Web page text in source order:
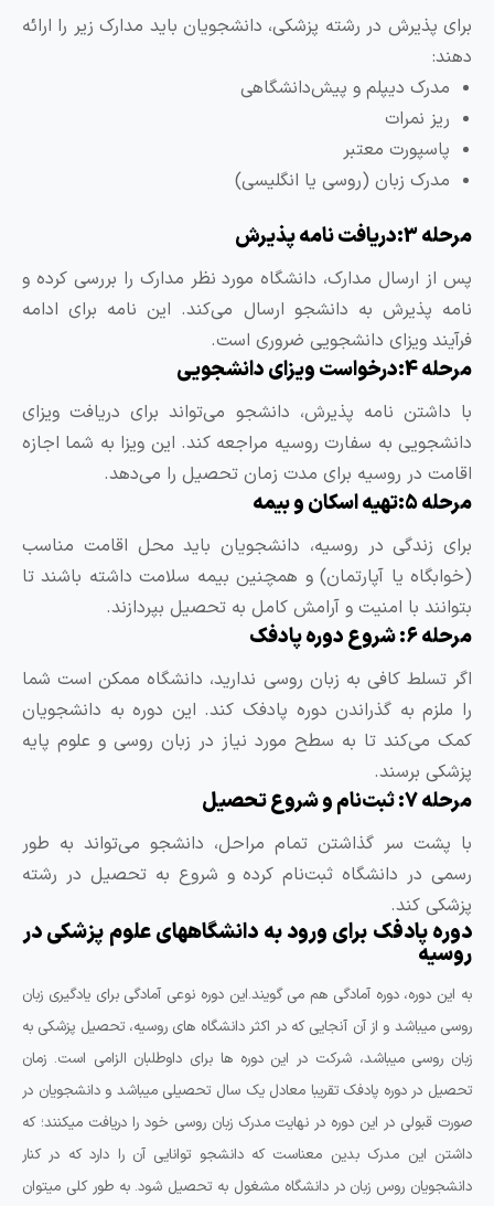
پذیرش در رشته پزشکی، دانشجویان باید مدارک زیر را ارائه
مدرک دیپلم و پیش‌دانشگاهی
ریز نمرات
پاسپورت معتبر
مدرک زبان (روسی یا انگلیسی)
3:دریافت نامه پذیرش
از ارسال مدارک، دانشگاه مورد نظر مدارک را بررسی کرده و
پذیرش به دانشجو ارسال می‌کند. این نامه برای ادامه
ویزای دانشجویی ضروری است.
ویزای دانشجویی
داشتن نامه پذیرش، دانشجو می‌تواند برای دریافت ویزای
به سفارت روسیه مراجعه کند. این ویزا به شما اجازه
در روسیه برای مدت زمان تحصیل را می‌دهد.
5:تهیه اسکان و بیمه
زندگی در روسیه، دانشجویان باید محل اقامت مناسب
یا آپارتمان) و همچنین بیمه سلامت داشته باشند تا
با امنیت و آرامش کامل به تحصیل بپردازند.
6: شروع دوره پادفک
تسلط کافی به زبان روسی ندارید، دانشگاه ممکن است شما
ملزم به گذراندن دوره پادفک کند. این دوره به دانشجویان
می‌کند تا به سطح مورد نیاز در زبان روسی و علوم پایه
برسند.
7: ثبت‌نام و شروع تحصیل
پشت سر گذاشتن تمام مراحل، دانشجو می‌تواند به طور
در دانشگاه ثبت‌نام کرده و شروع به تحصیل در رشته
کند.
پادفک برای ورود به دانشگاههای علوم پزشکی در
این دوره، دوره آمادگی هم می گویند.این دوره نوعی آمادگی برای یادگیری زبان
میباشد و از آن آنجایی که در اکثر دانشگاه های روسیه، تحصیل پزشکی به
روسی میباشد، شرکت در این دوره ها برای داوطلبان الزامی است. زمان
در دوره پادفک تقریبا معادل یک سال تحصیلی میباشد و دانشجویان در
قبولی در این دوره در نهایت مدرک زبان روسی خود را دریافت میکنند؛ که
این مدرک بدین معناست که دانشجو توانایی آن را دارد که در کنار
روس زبان در دانشگاه مشغول به تحصیل شود. به طور کلی میتوان